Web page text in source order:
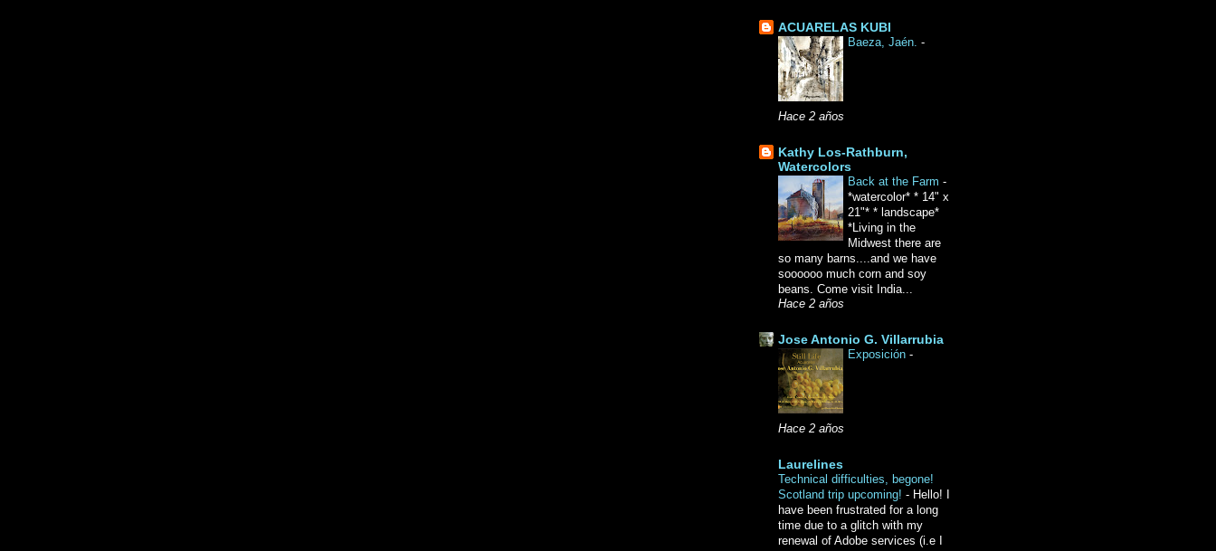
ACUARELAS KUBI
Baeza, Jaén. -
Hace 2 años
Kathy Los-Rathburn,
Watercolors
Back at the Farm -
*watercolor* * 14" x
21"* * landscape*
*Living in the
Midwest there are
so many barns....and we have
soooooo much corn and soy
beans. Come visit India...
Hace 2 años
Jose Antonio G. Villarrubia
Exposición -
Hace 2 años
Laurelines
Technical difficulties, begone!
Scotland trip upcoming! - Hello! I
have been frustrated for a long
time due to a glitch with my
renewal of Adobe services (i.e I